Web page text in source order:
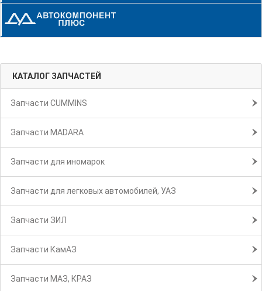
КАТАЛОГ ЗАПЧАСТЕЙ
Запчасти CUMMINS
Запчасти MADARA
Запчасти для иномарок
Запчасти для легковых автомобилей, УАЗ
Запчасти ЗИЛ
Запчасти КамАЗ
Запчасти МАЗ, КРАЗ